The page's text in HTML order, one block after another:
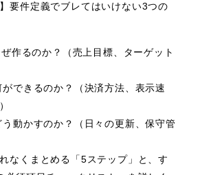
要件定義でブレてはいけない3つの
ぜ作るのか？（売上目標、ターゲット
ができるのか？（決済方法、表示速
う動かすのか？（日々の更新、保守管
なくまとめる「5ステップ」と、す